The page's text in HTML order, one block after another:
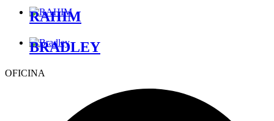
RAHIM
BRADLEY
OFICINA